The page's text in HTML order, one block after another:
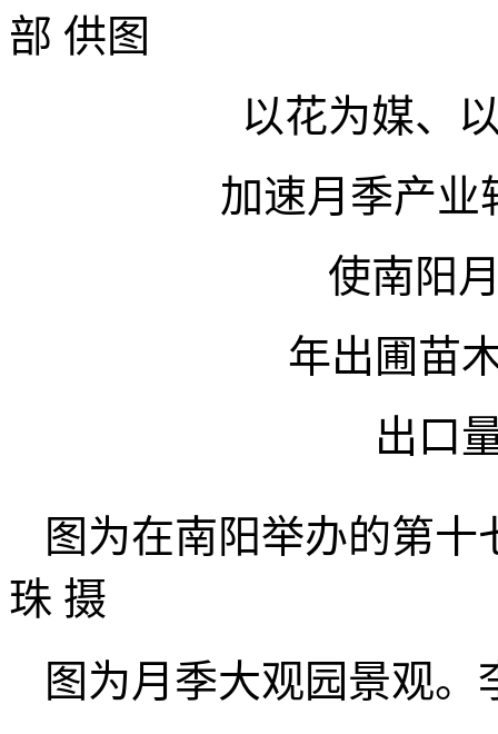
部 供图
以花为媒、
加速月季产业
使南阳
年出圃苗
出口
图为在南阳举办的第
珠 摄
图为月季大观园景观